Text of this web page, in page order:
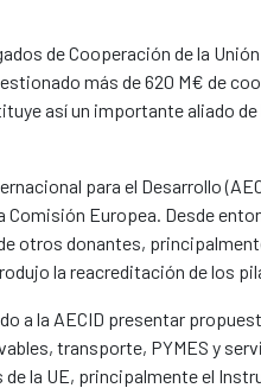
de Cooperación de la
más de 620 M€ de
así un importante aliado
para el Desarrollo
Europea. Desde
otros donantes,
la reacreditación de los
a la AECID presentar
transporte, PYMES y
la UE, principalmente el